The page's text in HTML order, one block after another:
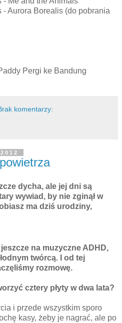
Aurora Borealis (do pobrania
Pergi ke Bandung
komentarzy:
dycha, ale jej dni są
wywiad, by nie zginął w
ma dziś urodziny,
na muzyczne ADHD,
twórcą. I od tej
rozmowę.
cztery płyty w dwa lata?
i przede wszystkim sporo
kasy, żeby je nagrać, ale po